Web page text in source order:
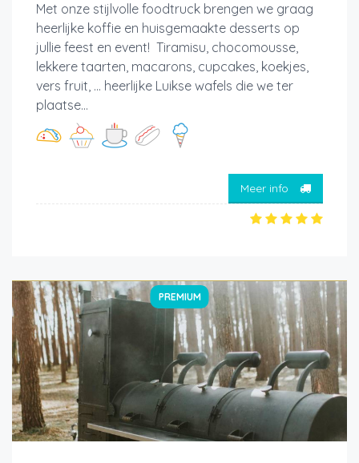
Met onze stijlvolle foodtruck brengen we graag
heerlijke koffie en huisgemaakte desserts op
jullie feest en event! Tiramisu, chocomousse,
lekkere taarten, macarons, cupcakes, koekjes,
vers fruit, ... heerlijke Luikse wafels die we ter
plaatse...
Meer info
PREMIUM